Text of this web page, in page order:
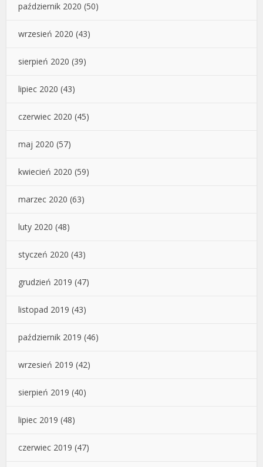
październik 2020 (50)
wrzesień 2020 (43)
sierpień 2020 (39)
lipiec 2020 (43)
czerwiec 2020 (45)
maj 2020 (57)
kwiecień 2020 (59)
marzec 2020 (63)
luty 2020 (48)
styczeń 2020 (43)
grudzień 2019 (47)
listopad 2019 (43)
październik 2019 (46)
wrzesień 2019 (42)
sierpień 2019 (40)
lipiec 2019 (48)
czerwiec 2019 (47)